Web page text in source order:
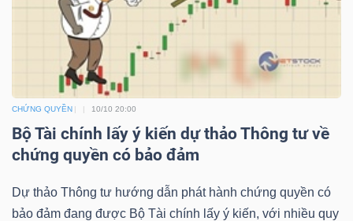
CHỨNG QUYỀN 10/10 20:00
Bộ Tài chính lấy ý kiến dự thảo Thông tư về
chứng quyền có bảo đảm
Dự thảo Thông tư hướng dẫn phát hành chứng quyền có
bảo đảm đang được Bộ Tài chính lấy ý kiến, với nhiều quy
CHÍNH
CÔNG
NGHỆ
THÔNG